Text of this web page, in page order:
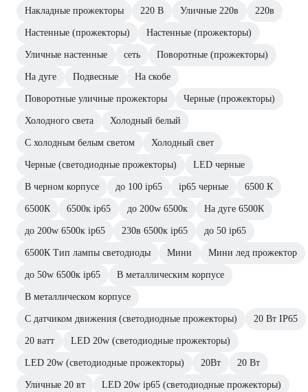
Накладные прожекторы 220 В Уличные 220в 220в
Настенные (прожекторы) Настенные (прожекторы)
Уличные настенные сеть Поворотные (прожекторы)
На дуге Подвесные На скобе
Поворотные уличные прожекторы Черные (прожекторы)
Холодного света Холодный белый
С холодным белым светом Холодный свет
Черные (светодиодные прожекторы) LED черные
В черном корпусе до 100 ip65 ip65 черные 6500 К
6500К 6500к ip65 до 200w 6500к На дуге 6500К
до 200w 6500к ip65 230в 6500к ip65 до 50 ip65
6500К Тип лампы светодиоды Мини Мини лед прожектор
до 50w 6500к ip65 В металлическим корпусе
В металлическом корпусе
С датчиком движения (светодиодные прожекторы) 20 Вт IP65
20 ватт LED 20w (светодиодные прожекторы)
LED 20w (светодиодные прожекторы) 20Вт 20 Вт
Уличные 20 вт LED 20w ip65 (светодиодные прожекторы)